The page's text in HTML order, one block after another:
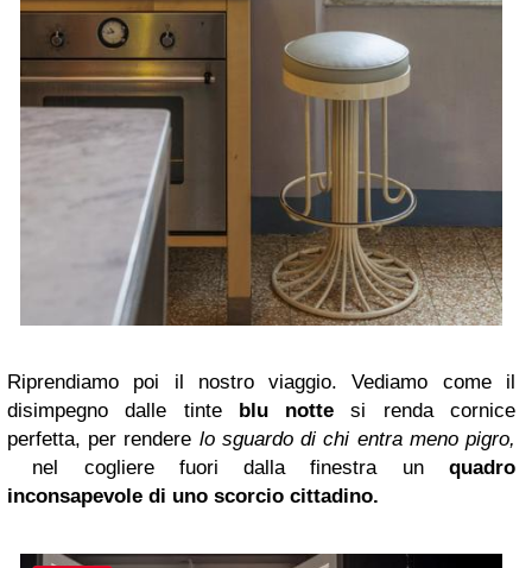
Riprendiamo poi il nostro viaggio. Vediamo come il
disimpegno dalle tinte blu notte si renda cornice
perfetta, per rendere lo sguardo di chi entra meno pigro,
nel cogliere fuori dalla finestra un quadro
inconsapevole di uno scorcio cittadino.